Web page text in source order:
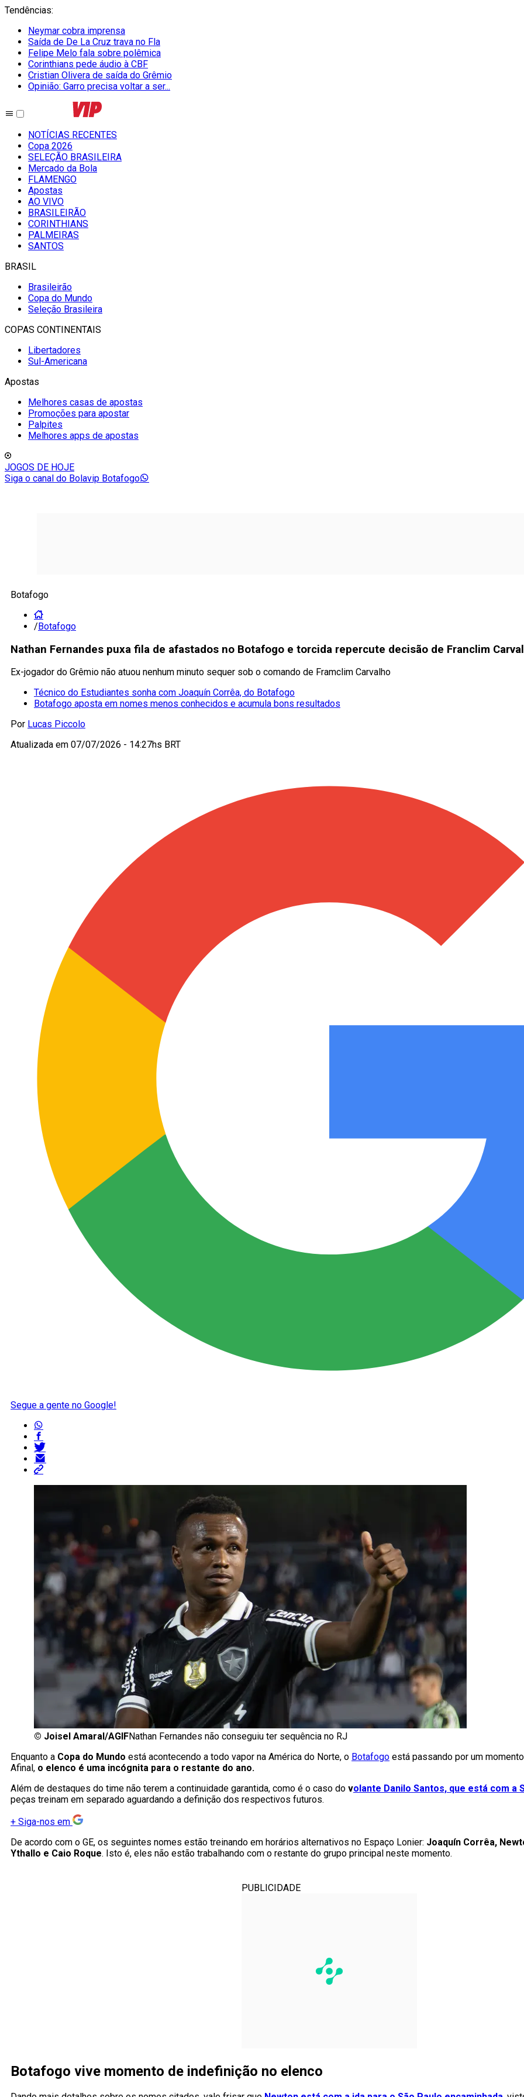
Tendências:
Neymar cobra imprensa
Saída de De La Cruz trava no Fla
Felipe Melo fala sobre polêmica
Corinthians pede áudio à CBF
Cristian Olivera de saída do Grêmio
Opinião: Garro precisa voltar a ser...
NOTÍCIAS RECENTES
Copa 2026
SELEÇÃO BRASILEIRA
Mercado da Bola
FLAMENGO
Apostas
AO VIVO
BRASILEIRÃO
CORINTHIANS
PALMEIRAS
SANTOS
BRASIL
Brasileirão
Copa do Mundo
Seleção Brasileira
COPAS CONTINENTAIS
Libertadores
Sul-Americana
Apostas
Melhores casas de apostas
Promoções para apostar
Palpites
Melhores apps de apostas
JOGOS DE HOJE
Siga o canal do Bolavip Botafogo
Botafogo
/Botafogo
Nathan Fernandes puxa fila de afastados no Botafogo e torcida repercute decisão de Franclim
Ex-jogador do Grêmio não atuou nenhum minuto sequer sob o comando de Framclim Carvalho
Técnico do Estudiantes sonha com Joaquín Corrêa, do Botafogo
Botafogo aposta em nomes menos conhecidos e acumula bons resultados
Por Lucas Piccolo
Atualizada em 07/07/2026 - 14:27hs BRT
Segue a gente no Google!
© Joisel Amaral/AGIFNathan Fernandes não conseguiu ter sequência no RJ
Enquanto a Copa do Mundo está acontecendo a todo vapor na América do Norte, o Botafogo está passando por um
Afinal, o elenco é uma incógnita para o restante do ano.
Além de destaques do time não terem a continuidade garantida, como é o caso do volante Danilo Santos, que está com a
peças treinam em separado aguardando a definição dos respectivos futuros.
+ Siga-nos em
De acordo com o GE, os seguintes nomes estão treinando em horários alternativos no Espaço Lonier: Joaquín Corrêa,
Ythallo e Caio Roque. Isto é, eles não estão trabalhando com o restante do grupo principal neste momento.
PUBLICIDADE
Botafogo vive momento de indefinição no elenco